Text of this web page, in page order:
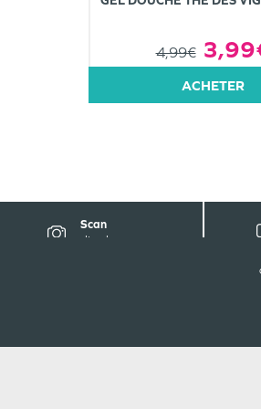
4,99€
ACHETER
Scan
d'ordonnance